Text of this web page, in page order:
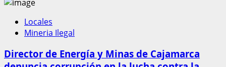
Locales
Mineria Ilegal
Director de Energía y Minas de Cajamarca